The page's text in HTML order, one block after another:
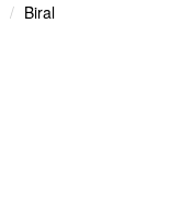
Biral